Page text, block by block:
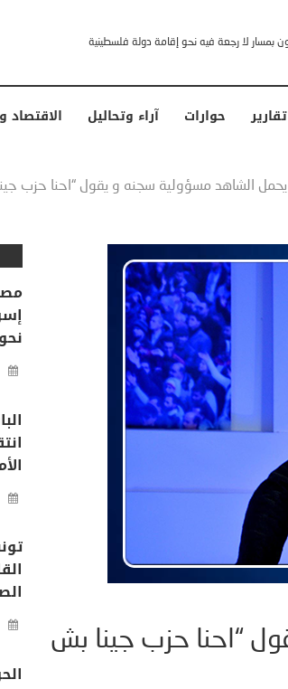
له الرئيس الأمريكي
تقارير حوارات آراء وتحاليل الاقتصاد
يحمل الشاهد مسؤولية سجنه و يقول “احنا حزب
“احنا حزب جينا بش